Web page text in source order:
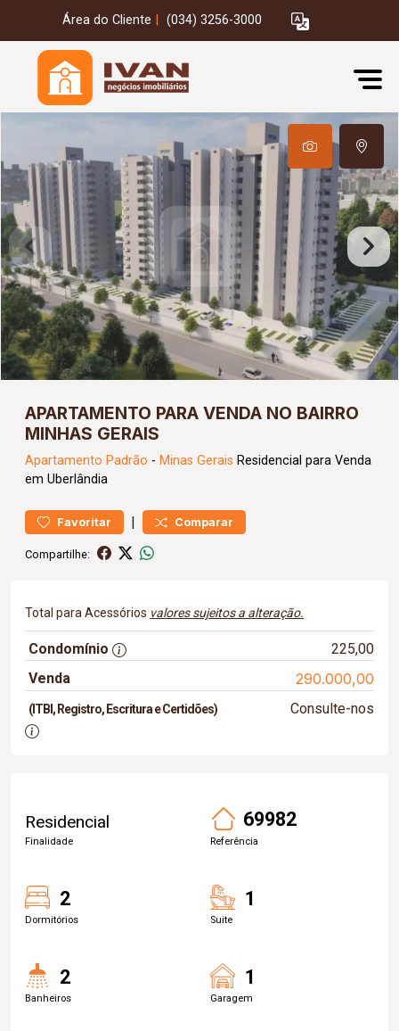
Área do Cliente (034) 3256-3000
APARTAMENTO PARA VENDA NO BAIRRO
MINHAS GERAIS
Apartamento Padrão - Minas Gerais Residencial para Venda
em Uberlândia
Favoritar | Comparar
Compartilhe:
Total para Acessórios valores sujeitos a alteração.
Condomínio
225,00
Venda
290.000,00
(ITBI, Registro, Escritura e Certidões) Consulte-nos
Residencial
Finalidade
69982
Referência
2
Dormitórios
1
Suite
2
Banheiros
1
Garagem